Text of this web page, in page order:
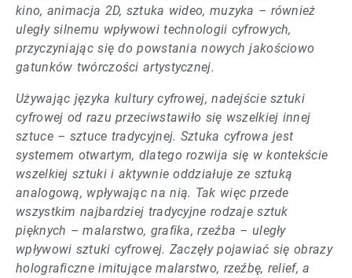
kino, animacja 2D, sztuka wideo, muzyka – również
uległy silnemu wpływowi technologii cyfrowych,
przyczyniając się do powstania nowych jakościowo
gatunków twórczości artystycznej.
Używając języka kultury cyfrowej, nadejście sztuki
cyfrowej od razu przeciwstawiło się wszelkiej innej
sztuce – sztuce tradycyjnej. Sztuka cyfrowa jest
systemem otwartym, dlatego rozwija się w kontekście
wszelkiej sztuki i aktywnie oddziałuje ze sztuką
analogową, wpływając na nią. Tak więc przede
wszystkim najbardziej tradycyjne rodzaje sztuk
pięknych – malarstwo, grafika, rzeźba – uległy
wpływowi sztuki cyfrowej. Zaczęły pojawiać się obrazy
holograficzne imitujące malarstwo, rzeźbę, relief, a